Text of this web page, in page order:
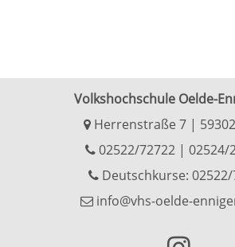
Volkshochschule Oelde-
Herrenstraße 7 |
02522/72722| 02524/
Deutschkurse:
info@vhs-oelde-